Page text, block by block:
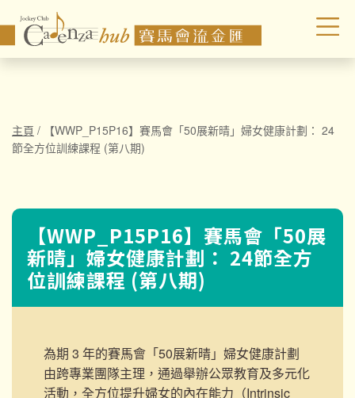
主頁 /
【WWP_P15P16】賽馬會「50展新晴」婦女健康計劃： 24
節全方位訓練課程 (第八期)
【WWP_P15P16】賽馬會「50展
新晴」婦女健康計劃： 24節全方
位訓練課程 (第八期)
為期 3 年的賽馬會「50展新晴」婦女健康計劃
由跨專業團隊主理，通過舉辦公眾教育及多元化
活動，全方位提升婦女的內在能力（Intrinsic